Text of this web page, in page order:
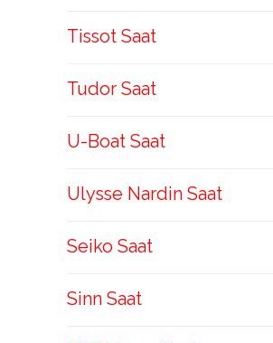
Tissot Saat
Tudor Saat
U-Boat Saat
Ulysse Nardin Saat
Seiko Saat
Sinn Saat